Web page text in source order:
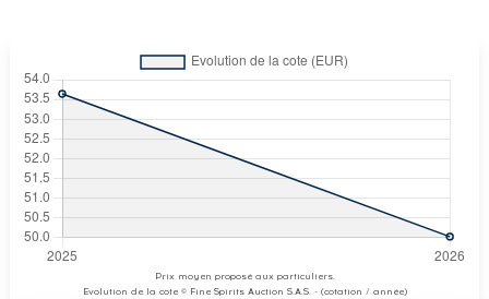
Prix moyen proposé aux particuliers.
Evolution de la cote © Fine Spirits Auction S.A.S. - (cotation / année)